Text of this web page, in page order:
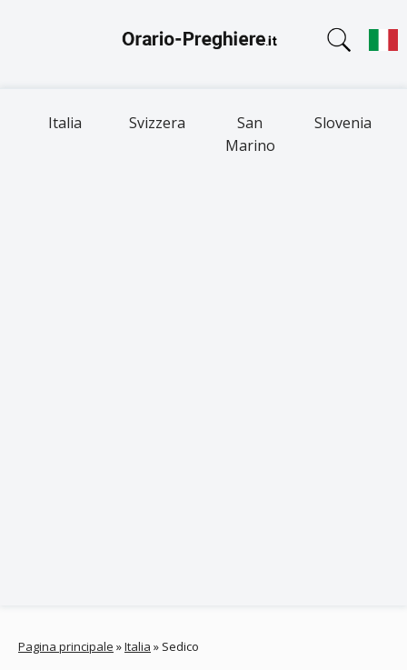
Italia Svizzera
San
Marino
Slovenia
Pagina principale »Italia » Sedico